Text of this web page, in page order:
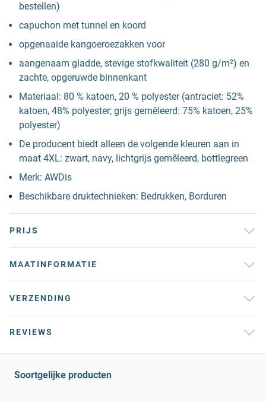
bestellen)
capuchon met tunnel en koord
opgenaaide kangoeroezakken voor
aangenaam gladde, stevige stofkwaliteit (280 g/m²) en
zachte, opgeruwde binnenkant
Materiaal: 80 % katoen, 20 % polyester (antraciet: 52%
katoen, 48% polyester; grijs gemêleerd: 75% katoen, 25%
polyester)
De producent biedt alleen de volgende kleuren aan in
maat 4XL: zwart, navy, lichtgrijs gemêleerd, bottlegreen
Merk: AWDis
Beschikbare druktechnieken: Bedrukken, Borduren
PRIJS
MAATINFORMATIE
VERZENDING
REVIEWS
Soortgelijke producten